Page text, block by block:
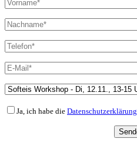
Ja, ich habe die Datenschutzerklärung